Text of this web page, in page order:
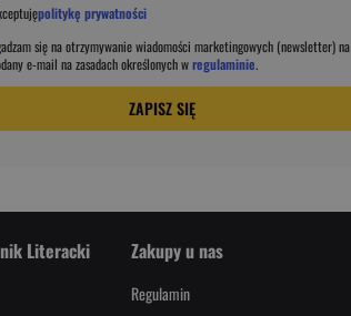
politykę prywatności
się na otrzymywanie wiadomości marketingowych (newsletter) na
e-mail na zasadach określonych wregulaminie.
ZAPISZ SIĘ
Literacki Zakupy u nas
Regulamin